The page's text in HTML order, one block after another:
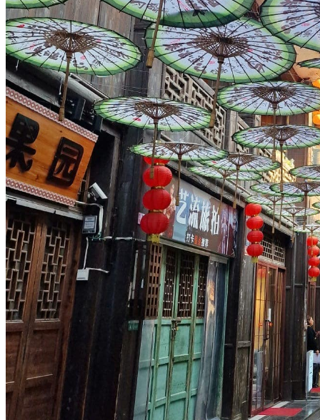
Macao 澳门
Taïwan 台湾
Shenzhen
Sud Ouest
Chongqing 重庆
Guangxi 广西
Guizhou 贵州
Hubei
Sichuan 四川
Tibet 西藏
Yunnan 云南
Circuits
Organisation
Circuits sur mesure
Nos Petits Groupes
Ambiance
Classique et incontournables
Culture & expériences
Nature et grands paysages
Famille et enfants
Trekking et aventure
Luxe et exception
Où et quand partir ?
Printemps
Automne
Infos pratiques
Notre agence
Notre agence en Chine
Réseau Asian Roads